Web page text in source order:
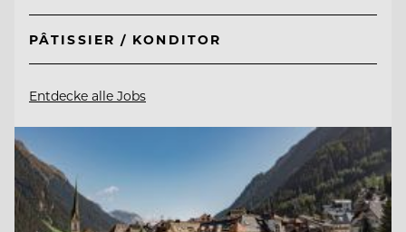
PÂTISSIER / KONDITOR
Entdecke alle Jobs